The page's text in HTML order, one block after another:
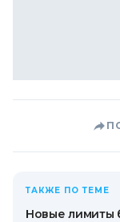
ТАКЖЕ ПО ТЕМЕ
Новые лимиты